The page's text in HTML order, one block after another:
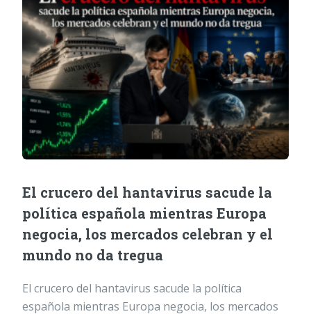
El crucero del hantavirus sacude la
política española mientras Europa
negocia, los mercados celebran y el
mundo no da tregua
El crucero del hantavirus sacude la política
española mientras Europa negocia, los mercados